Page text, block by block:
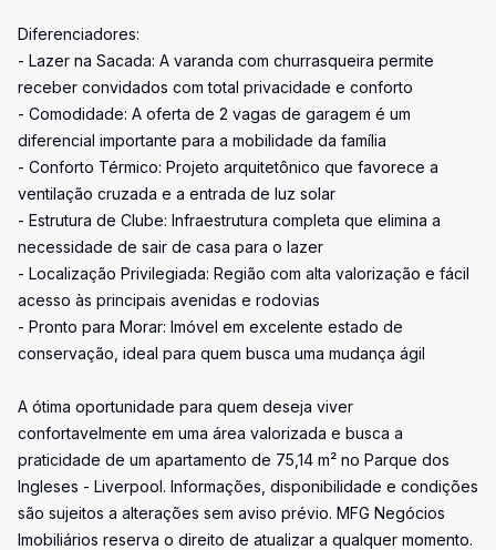
Diferenciadores:
- Lazer na Sacada: A varanda com churrasqueira permite
receber convidados com total privacidade e conforto
- Comodidade: A oferta de 2 vagas de garagem é um
diferencial importante para a mobilidade da família
- Conforto Térmico: Projeto arquitetônico que favorece a
ventilação cruzada e a entrada de luz solar
- Estrutura de Clube: Infraestrutura completa que elimina a
necessidade de sair de casa para o lazer
- Localização Privilegiada: Região com alta valorização e fácil
acesso às principais avenidas e rodovias
- Pronto para Morar: Imóvel em excelente estado de
conservação, ideal para quem busca uma mudança ágil
A ótima oportunidade para quem deseja viver
confortavelmente em uma área valorizada e busca a
praticidade de um apartamento de 75,14 m² no Parque dos
Ingleses - Liverpool. Informações, disponibilidade e condições
são sujeitos a alterações sem aviso prévio. MFG Negócios
Imobiliários reserva o direito de atualizar a qualquer momento.